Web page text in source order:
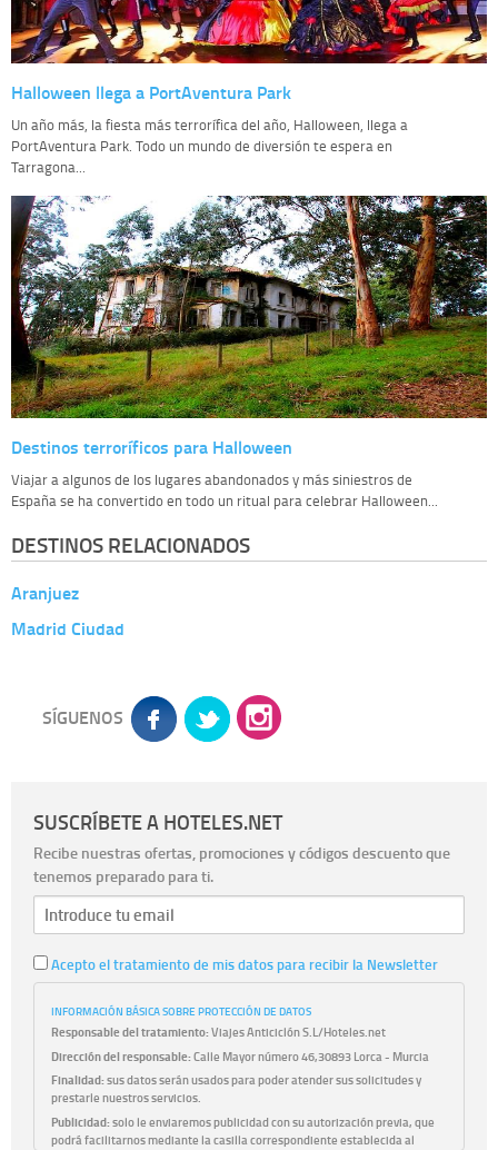
Halloween llega a PortAventura Park
Un año más, la fiesta más terrorífica del año, Halloween, llega a
PortAventura Park. Todo un mundo de diversión te espera en
Tarragona...
Destinos terroríficos para Halloween
Viajar a algunos de los lugares abandonados y más siniestros de
España se ha convertido en todo un ritual para celebrar Halloween...
DESTINOS RELACIONADOS
Aranjuez
Madrid Ciudad
SÍGUENOS
SUSCRÍBETE A HOTELES.NET
Recibe nuestras ofertas, promociones y códigos descuento que
tenemos preparado para ti.
Acepto el tratamiento de mis datos para recibir la Newsletter
INFORMACIÓN BÁSICA SOBRE PROTECCIÓN DE DATOS
Responsable del tratamiento:Viajes Anticiclón S.L/Hoteles.net
Dirección del responsable:Calle Mayor número 46,30893 Lorca - Murcia
Finalidad:sus datos serán usados para poder atender sus solicitudes y
prestarle nuestros servicios.
Publicidad:solo le enviaremos publicidad con su autorización previa, que
podrá facilitarnos mediante la casilla correspondiente establecida al